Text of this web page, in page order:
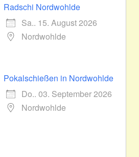
Radschi Nordwohlde
Sa.. 15. August 2026
Nordwohlde
Pokalschießen in Nordwohlde
Do.. 03. September 2026
Nordwohlde